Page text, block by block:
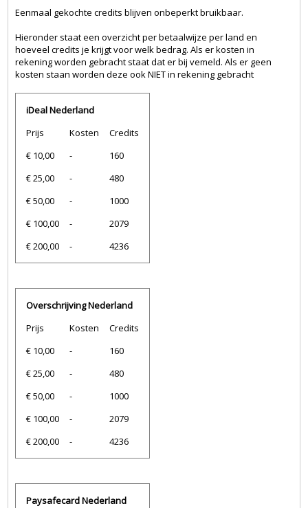
Eenmaal gekochte credits blijven onbeperkt bruikbaar.
Hieronder staat een overzicht per betaalwijze per land en
hoeveel credits je krijgt voor welk bedrag. Als er kosten in
rekening worden gebracht staat dat er bij vemeld. Als er geen
kosten staan worden deze ook NIET in rekening gebracht
iDeal Nederland
Prijs
Kosten
Credits
€ 10,00
-
160
€ 25,00
-
480
€ 50,00
-
1000
€ 100,00
-
2079
€ 200,00
- 4236
Overschrijving Nederland
Prijs
Kosten
Credits
€ 10,00
-
160
€ 25,00
-
480
€ 50,00
-
1000
€ 100,00
-
2079
€ 200,00
- 4236
Paysafecard Nederland